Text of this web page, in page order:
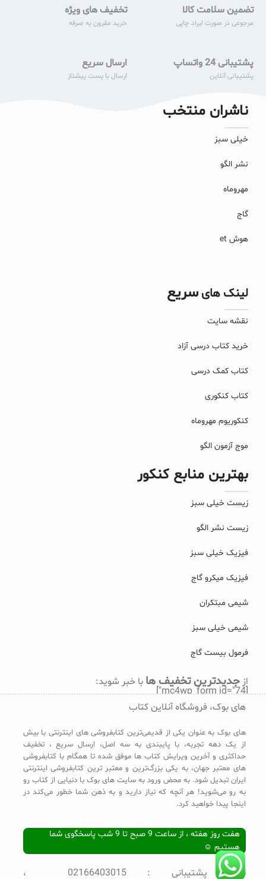
تضمین سلامت کالا
مرجوعی در صورت ایراد چاپی
تخفیف های ویژه
خرید مقرون به صرفه
پشتیبانی 24 واتساپ
پشتیبانی آنلاین
ارسال سریع
ارسال با پست پیشتاز
ناشران منتخب
خیلی سبز
نشر الگو
مهروماه
گاج
هوش et
لینک های سریع
نقشه سایت
خرید کتاب درسی آزاد
کتاب کمک درسی
کتاب کنکوری
کنکوریوم مهروماه
موج آزمون الگو
بهترین منابع کنکور
زیست خیلی سبز
زیست نشر الگو
فیزیک خیلی سبز
فیزیک میکرو گاج
شیمی مبتکران
شیمی خیلی سبز
فرمول بیست گاج
ازجدیدترین تخفیف ها با خبر شوید:
[mc4wp_form id="74"]
های بوک، فروشگاه آنلاین کتاب
های بوک به عنوان یکی از قدیمی‌ترین کتابفروشی های اینترنتی با بیش
از یک دهه تجربه، با پایبندی به سه اصل، ارسال سریع ، تخفیف
حداکثری و آخرین ویرایش کتاب ها موفق شده تا همگام با کتابفروشی
های معتبر جهان، به یکی بزرگ‌ترین و معتبر ترین کتابفروشی اینترنتی
ایران تبدیل شود. به محض ورود به سایت های بوک با دنیایی از کتاب رو
به رو می‌شوید! هر آنچه که نیاز دارید و به ذهن شما خطور می‌کند در
اینجا پیدا خواهید کرد.
هفت روز هفته ، از ساعت 9 صبح تا 9 شب پاسخگوی شما
هستیم ☺
تلفن پشتیبانی : 02166403015 ،